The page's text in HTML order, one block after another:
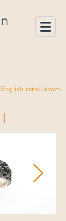
scroll down
|